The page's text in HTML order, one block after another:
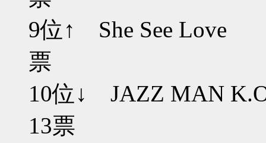
9位↑ She
票
10位↓
13票